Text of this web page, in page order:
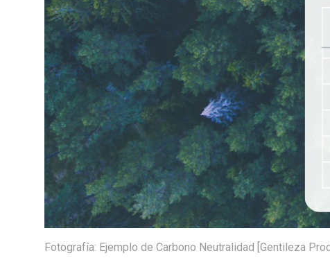
Fotografía: Ejemplo de Carbono Neutralidad [Gentileza